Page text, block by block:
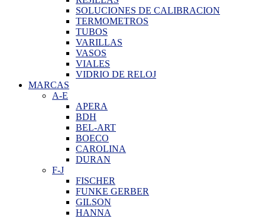
SOLUCIONES DE CALIBRACION
TERMOMETROS
TUBOS
VARILLAS
VASOS
VIALES
VIDRIO DE RELOJ
MARCAS
A-E
APERA
BDH
BEL-ART
BOECO
CAROLINA
DURAN
F-J
FISCHER
FUNKE GERBER
GILSON
HANNA